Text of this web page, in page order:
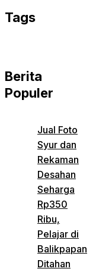
Tags
Berita
Populer
Jual Foto
Syur dan
Rekaman
Desahan
Seharga
Rp350
Ribu,
Pelajar di
Balikpapan
Ditahan